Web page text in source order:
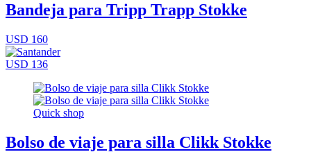
Bandeja para Tripp Trapp Stokke
USD 160
USD 136
Quick shop
Bolso de viaje para silla Clikk Stokke